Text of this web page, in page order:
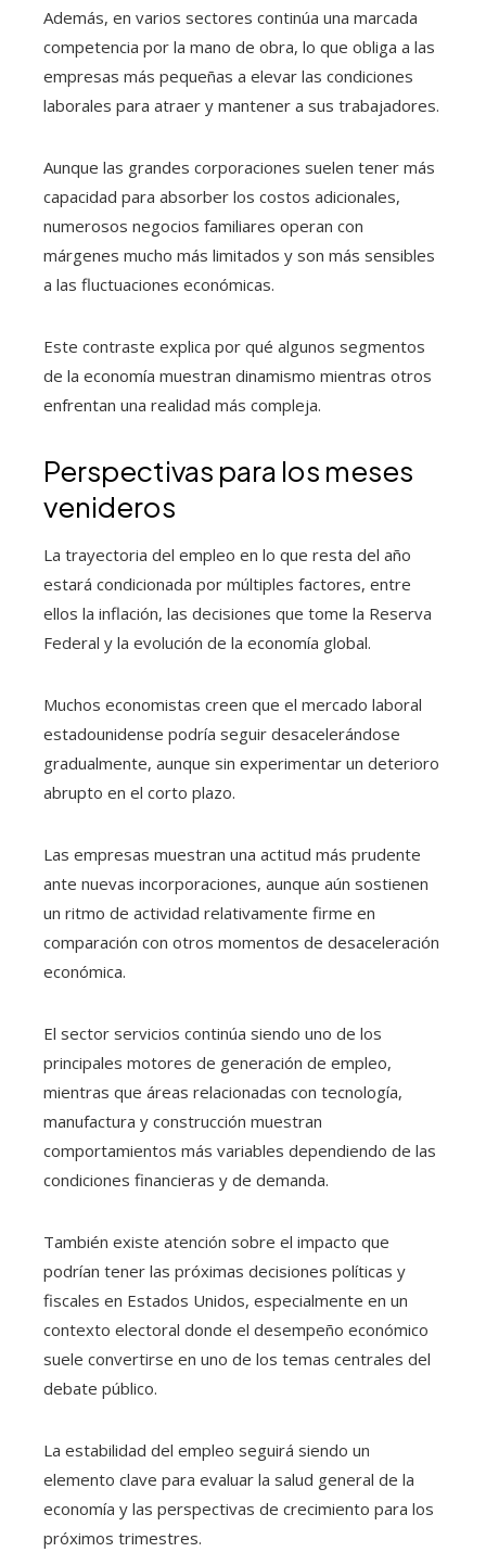
Además, en varios sectores continúa una marcada
competencia por la mano de obra, lo que obliga a las
empresas más pequeñas a elevar las condiciones
laborales para atraer y mantener a sus trabajadores.
Aunque las grandes corporaciones suelen tener más
capacidad para absorber los costos adicionales,
numerosos negocios familiares operan con
márgenes mucho más limitados y son más sensibles
a las fluctuaciones económicas.
Este contraste explica por qué algunos segmentos
de la economía muestran dinamismo mientras otros
enfrentan una realidad más compleja.
Perspectivas para los meses
venideros
La trayectoria del empleo en lo que resta del año
estará condicionada por múltiples factores, entre
ellos la inflación, las decisiones que tome la Reserva
Federal y la evolución de la economía global.
Muchos economistas creen que el mercado laboral
estadounidense podría seguir desacelerándose
gradualmente, aunque sin experimentar un deterioro
abrupto en el corto plazo.
Las empresas muestran una actitud más prudente
ante nuevas incorporaciones, aunque aún sostienen
un ritmo de actividad relativamente firme en
comparación con otros momentos de desaceleración
económica.
El sector servicios continúa siendo uno de los
principales motores de generación de empleo,
mientras que áreas relacionadas con tecnología,
manufactura y construcción muestran
comportamientos más variables dependiendo de las
condiciones financieras y de demanda.
También existe atención sobre el impacto que
podrían tener las próximas decisiones políticas y
fiscales en Estados Unidos, especialmente en un
contexto electoral donde el desempeño económico
suele convertirse en uno de los temas centrales del
debate público.
La estabilidad del empleo seguirá siendo un
elemento clave para evaluar la salud general de la
economía y las perspectivas de crecimiento para los
próximos trimestres.